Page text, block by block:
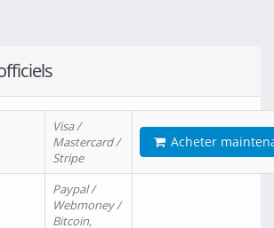
Visa /
Mastercard /
Stripe
Acheter
Paypal /
Webmoney /
Bitcoin,